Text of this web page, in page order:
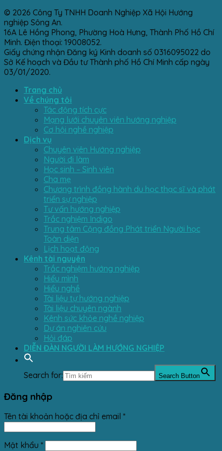
© 2026 Công Ty TNHH Doanh Nghiệp Xã Hội Hướng
nghiệp Sông An.
16A Lê Hồng Phong, Phường Hoà Hưng, Thành Phố Hồ Chí
Minh. Điện thoại: 19008052.
Giấy chứng nhận Đăng ký Kinh doanh số 0316095022 do
Sở Kế hoạch và Đầu tư Thành phố Hồ Chí Minh cấp ngày
03/01/2020.
Trang chủ
Về chúng tôi
Tác động tích cực
Mạng lưới chuyên viên hướng nghiệp
Cơ hội nghề nghiệp
Dịch vụ
Chuyên viên Hướng nghiệp
Người đi làm
Học sinh – Sinh viên
Cha mẹ
Chương trình đồng hành du học thạc sĩ và phát
triển sự nghiệp
Tư vấn hướng nghiệp
Trắc nghiệm Indigo
Trung tâm Cộng đồng Phát triển Người học
Toàn diện
Lịch hoạt động
Kênh tài nguyên
Trắc nghiệm hướng nghiệp
Hiểu mình
Hiểu nghề
Tài liệu tự hướng nghiệp
Tài liệu chuyên ngành
Kênh sức khỏe nghề nghiệp
Dự án nghiên cứu
Hỏi đáp
DIỄN ĐÀN NGƯỜI LÀM HƯỚNG NGHIỆP
Search for: Search Button
Đăng nhập
Tên tài khoản hoặc địa chỉ email *
Mật khẩu *